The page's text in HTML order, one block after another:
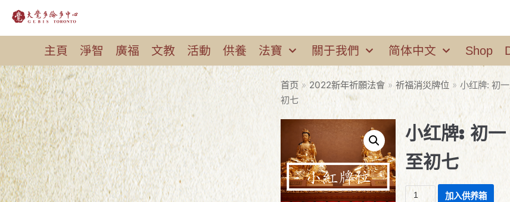
跳
文
主頁 淨智 廣福 文教 活動 供養 法寶 關于我們 简体中文 Shop
首页 » 2022新年祈願法會 » 祈福消災牌位 » 小红牌: 初
初七
小红牌: 初一
至初七
加入供养箱